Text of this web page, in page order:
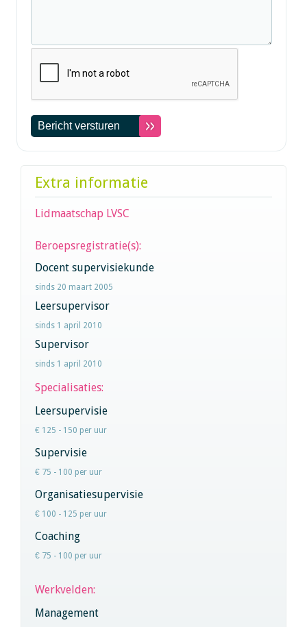
Extra informatie
Lidmaatschap LVSC
Beroepsregistratie(s):
Docent supervisiekunde
sinds 20 maart 2005
Leersupervisor
sinds 1 april 2010
Supervisor
sinds 1 april 2010
Specialisaties:
Leersupervisie
€ 125 - 150 per uur
Supervisie
€ 75 - 100 per uur
Organisatiesupervisie
€ 100 - 125 per uur
Coaching
€ 75 - 100 per uur
Werkvelden:
Management